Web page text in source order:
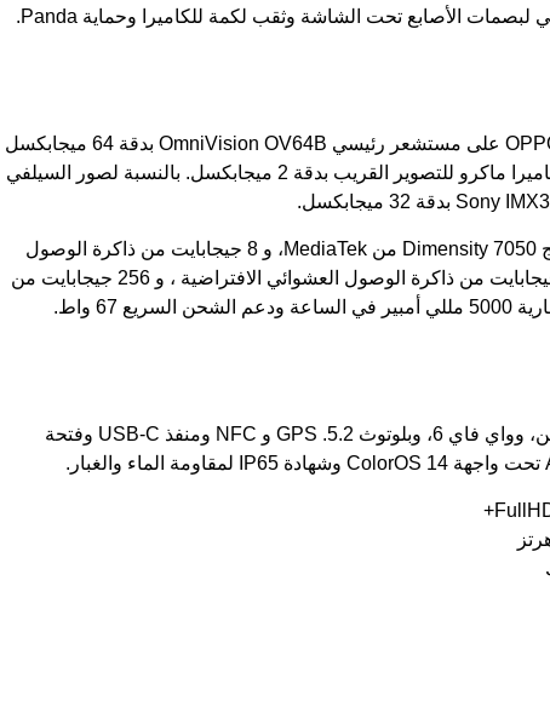
وأما بخصوص التصوير، يحتوي OPPO Reno 11F على مستشعر رئيسي OmniVision OV64B بدقة 64 ميجابكسل
وكاميرا بزاوية واسعة بدقة 8 ميجابكسل وكاميرا ماكرو للتصوير القريب بدقة 2 ميجابكسل. بالنسبة لصور السيلفي
وبالنسبة للأداء ، يعمل الهاتف بواسطة معالج Dimensity 7050 من MediaTek، و 8 جيجابايت من ذاكرة الوصول
العشوائي الرام من نوع LPDDR4X ، و 8 جيجابايت من ذاكرة الوصول العشوائي الافتراضية ، و 256 جيجابايت من
تشمل الميزات الأخرى اتصال 5G، وشريحتين، وواي فاي 6، وبلوتوث 5.2. GPS و NFC ومنفذ USB-C وفتحة